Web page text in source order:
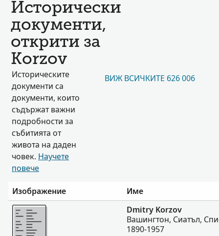
Исторически
документи,
открити за
Korzov
Историческите
документи са
документи, които
съдържат важни
подробности за
събитията от
живота на даден
човек. Научете
повече
ВИЖ ВСИЧКИТЕ 626 006
Изображение
Име
Повече
Dmitry Korzov
Вашингтон, Сиатъл,
1890-1957